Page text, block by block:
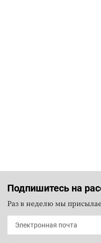
Подпишитесь на
Раз в неделю мы